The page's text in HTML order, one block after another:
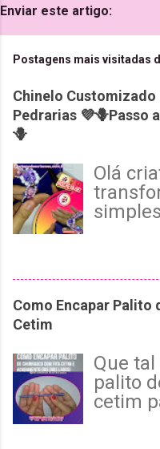
Enviar este artigo:
Postagens mais visitadas
Chinelo Customizado
Pedrarias 💜🪻Passo
🪻
Olá
o
um
floral
mais e
Como Encapar Palito
Cetim
Que
palito
cetim